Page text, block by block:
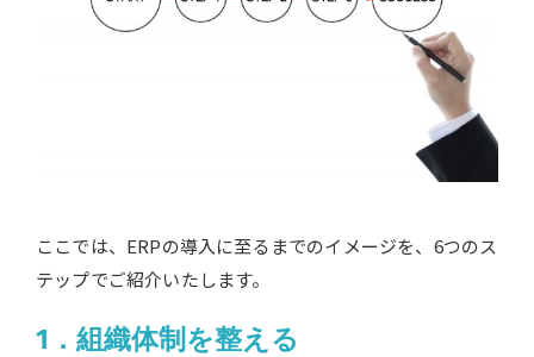
ここでは、ERPの導入に至るまでのイメージを、6つのス
テップでご紹介いたします。
1．組織体制を整える